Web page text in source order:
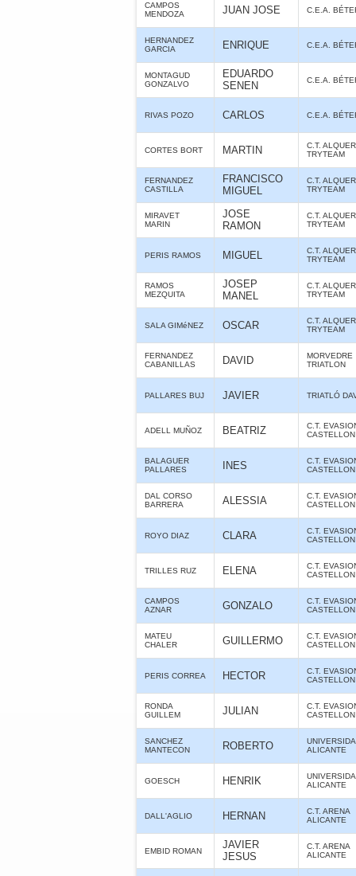
CAMPOS
MENDOZA
JUAN JOSE C.E.A.
HERNANDEZ
GARCIA
ENRIQUE C.E.A.
MONTAGUD
GONZALVO
EDUARDO
SENEN
C.E.A.
RIVAS POZO CARLOS C.E.A.
CORTES BORT MARTIN
C.T.
TRYTEAM
FERNANDEZ
CASTILLA
FRANCISCO
MIGUEL
C.T.
TRYTEAM
MIRAVET
MARIN
JOSE
RAMON
C.T.
TRYTEAM
PERIS RAMOS MIGUEL
C.T.
TRYTEAM
RAMOS
MEZQUITA
JOSEP
MANEL
C.T.
TRYTEAM
SALA GIMéNEZ OSCAR
C.T.
TRYTEAM
FERNANDEZ
CABANILLAS
DAVID
MORVEDRE
TRIATLON
PALLARES BUJ JAVIER TRIATLÓ
ADELL MUÑOZ BEATRIZ
C.T.
CASTELLON
BALAGUER
PALLARES
INES
C.T.
CASTELLON
DAL CORSO
BARRERA
ALESSIA
C.T.
CASTELLON
ROYO DIAZ CLARA
C.T.
CASTELLON
TRILLES RUZ ELENA
C.T.
CASTELLON
CAMPOS
AZNAR
GONZALO
C.T.
CASTELLON
MATEU
CHALER
GUILLERMO
C.T.
CASTELLON
PERIS CORREA HECTOR
C.T.
CASTELLON
RONDA
GUILLEM
JULIAN
C.T.
CASTELLON
SANCHEZ
MANTECON
ROBERTO
ALICANTE
GOESCH HENRIK
ALICANTE
DALL'AGLIO HERNAN
C.T. ARENA
ALICANTE
EMBID ROMAN
JAVIER
JESUS
C.T. ARENA
ALICANTE